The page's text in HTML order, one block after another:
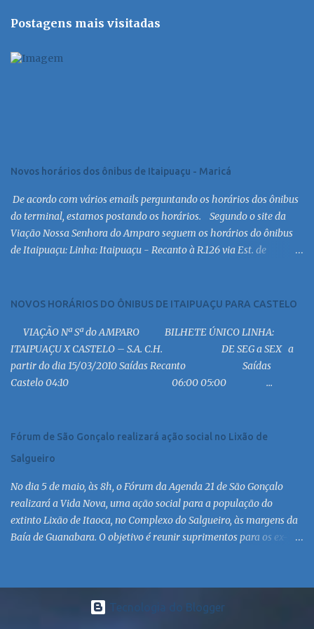
Postagens mais visitadas
Novos horários dos ônibus de Itaipuaçu - Maricá
De acordo com vários emails perguntando os horários dos ônibus
do terminal, estamos postando os horários. Segundo o site da
Viação Nossa Senhora do Amparo seguem os horários do ônibus
de Itaipuaçu: Linha: Itaipuaçu - Recanto à R.126 via Est. de
13:30 MC 14:30 MC 15:30 MC 16:30 MC 17:00 MC 17:30 MC 18:30 MC
MC 8:30 MC 10:30 MC 12:30 MC 14:30 MC 15:30 MC 16:30 MC 17:30
MC 18:30 MC 19:30 MC 20:30 MC 21:30 MC 6:30 MC 7:30 MC 8:30
MC 9:30 MC 10:30 MC 11:30 MC 12:30 MC 13:30 MC 14:30 MC 15:30
MC 16:30 MC 17:30 MC 18:30 MC 19:30 MC 20:30 MC 21:30 MC
NOVOS HORÁRIOS DO ÔNIBUS DE ITAIPUAÇU PARA CASTELO
VIAÇÃO Nª Sª do AMPARO BILHETE ÚNICO LINHA:
ITAIPUAÇU X CASTELO – S.A. C.H. DE SEG a SEX a
partir do dia 15/03/2010 Saídas Recanto Saídas
Castelo 04:10 06:00 05:00 ...
Fórum de São Gonçalo realizará ação social no Lixão de
Salgueiro
No dia 5 de maio, às 8h, o Fórum da Agenda 21 de São Gonçalo
realizará a Vida Nova, uma ação social para a população do
extinto Lixão de Itaoca, no Complexo do Salgueiro, às margens da
Baía de Guanabara. O objetivo é reunir suprimentos para os ex-
participação de ONGs locais e da população do município. Aos
interessados em participar, basta se dirigir à Rua Dr. Feliciano
Tecnologia do Blogger